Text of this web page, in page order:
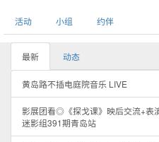
活动 小组 约伴
最新 动态
黄岛路不插电庭院音乐 LIVE
影展团看◎《探戈课》映后交流+
迷影组391期青岛站